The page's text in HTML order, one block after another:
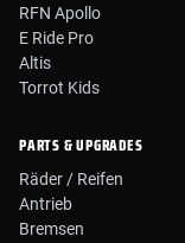
RFN Apollo
E Ride Pro
Altis
Torrot Kids
PARTS & UPGRADES
Räder / Reifen
Antrieb
Bremsen